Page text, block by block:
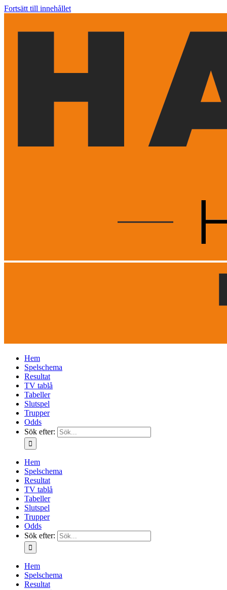
Fortsätt till innehållet
Hem
Spelschema
Resultat
TV tablå
Tabeller
Slutspel
Trupper
Odds
Sök efter:
Hem
Spelschema
Resultat
TV tablå
Tabeller
Slutspel
Trupper
Odds
Sök efter:
Hem
Spelschema
Resultat